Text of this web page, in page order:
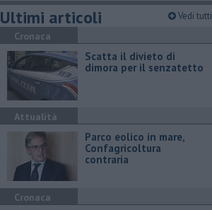
Ultimi articoli Vedi tutti
Cronaca
Scatta il divieto di
dimora per il senzatetto
Attualità
Parco eolico in mare,
Confagricoltura
contraria
Cronaca